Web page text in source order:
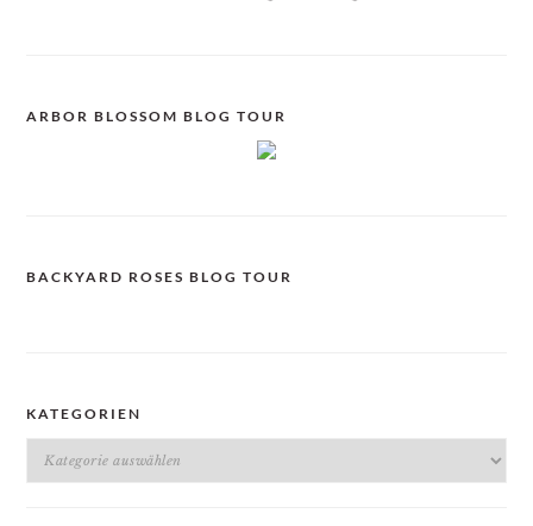
ARBOR BLOSSOM BLOG TOUR
BACKYARD ROSES BLOG TOUR
KATEGORIEN
Kategorien